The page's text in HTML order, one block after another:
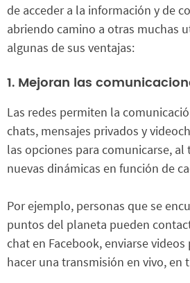
de acceder a la información y de
abriendo camino a otras muchas
algunas de sus ventajas:
1. Mejoran las
Las redes permiten la
chats, mensajes privados y
las opciones para comunicarse, al
nuevas dinámicas en función de
Por ejemplo, personas que se
puntos del planeta pueden
chat en Facebook, enviarse
hacer una transmisión en vivo, en